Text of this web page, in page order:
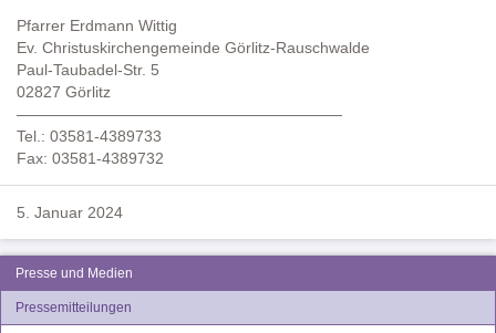
Pfarrer Erdmann Wittig
Ev. Christuskirchengemeinde Görlitz-Rauschwalde
Paul-Taubadel-Str. 5
02827 Görlitz
—————————————————————
Tel.: 03581-4389733
Fax: 03581-4389732
5. Januar 2024
Presse und Medien
Pressemitteilungen